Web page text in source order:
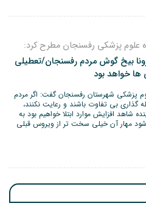
علوم پزشکی رفسنجان مطرح کرد:
بیخ گوش مردم رفسنجان/تعطیلی
خواهد بود
پزشکی شهرستان رفسنجان گفت: اگر مردم
بی تفاوت باشند و رعایت نکنند،
شاهد افزایش موارد ابتلا خواهیم بود به
شود مهار آن خیلی سخت تر از ویروس قبلی